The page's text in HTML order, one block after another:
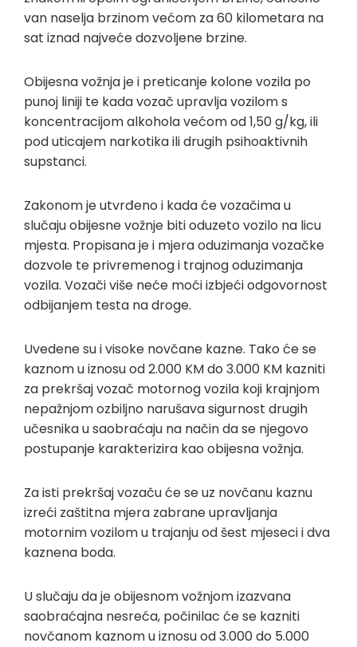
van naselja brzinom većom za 60 kilometara na
sat iznad najveće dozvoljene brzine.
Obijesna vožnja je i preticanje kolone vozila po
punoj liniji te kada vozač upravlja vozilom s
koncentracijom alkohola većom od 1,50 g/kg, ili
pod uticajem narkotika ili drugih psihoaktivnih
supstanci.
Zakonom je utvrđeno i kada će vozačima u
slučaju obijesne vožnje biti oduzeto vozilo na licu
mjesta. Propisana je i mjera oduzimanja vozačke
dozvole te privremenog i trajnog oduzimanja
vozila. Vozači više neće moći izbjeći odgovornost
odbijanjem testa na droge.
Uvedene su i visoke novčane kazne. Tako će se
kaznom u iznosu od 2.000 KM do 3.000 KM kazniti
za prekršaj vozač motornog vozila koji krajnjom
nepažnjom ozbiljno narušava sigurnost drugih
učesnika u saobraćaju na način da se njegovo
postupanje karakterizira kao obijesna vožnja.
Za isti prekršaj vozaču će se uz novčanu kaznu
izreći zaštitna mjera zabrane upravljanja
motornim vozilom u trajanju od šest mjeseci i dva
kaznena boda.
U slučaju da je obijesnom vožnjom izazvana
saobraćajna nesreća, počinilac će se kazniti
novčanom kaznom u iznosu od 3.000 do 5.000